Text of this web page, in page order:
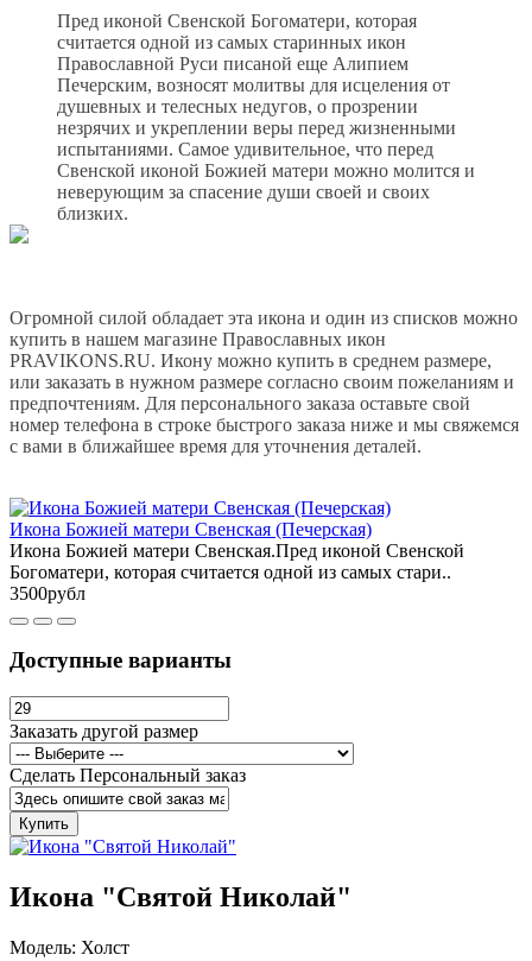
Пред иконой Свенской Богоматери, которая
считается одной из самых старинных икон
Православной Руси писаной еще Алипием
Печерским, возносят молитвы для исцеления от
душевных и телесных недугов, о прозрении
незрячих и укреплении веры перед жизненными
испытаниями. Самое удивительное, что перед
Свенской иконой Божией матери можно молится и
неверующим за спасение души своей и своих
близких.
Огромной силой обладает эта икона и один из списков можно
купить в нашем магазине Православных икон
PRAVIKONS.RU. Икону можно купить в среднем размере,
или заказать в нужном размере согласно своим пожеланиям и
предпочтениям. Для персонального заказа оставьте свой
номер телефона в строке быстрого заказа ниже и мы свяжемся
с вами в ближайшее время для уточнения деталей.
Икона Божией матери Свенская (Печерская)
Икона Божией матери Свенская.Пред иконой Свенской
Богоматери, которая считается одной из самых стари..
3500рубл
Доступные варианты
Заказать другой размер
Сделать Персональный заказ
Купить
Икона "Святой Николай"
Модель: Холст